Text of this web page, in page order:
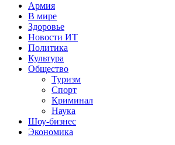
Армия
В мире
Здоровье
Новости ИТ
Политика
Культура
Общество
Туризм
Спорт
Криминал
Наука
Шоу-бизнес
Экономика